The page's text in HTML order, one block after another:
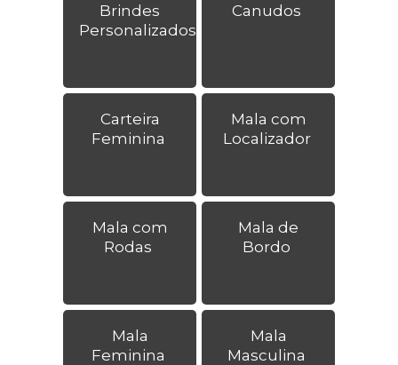
Brindes
Personalizados
Canudos
Carteira
Feminina
Mala com
Localizador
Mala com
Rodas
Mala de
Bordo
Mala
Feminina
Mala
Masculina